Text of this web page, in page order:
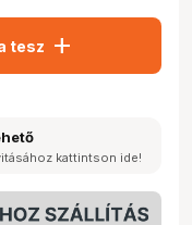
tesz add
kattintson ide!